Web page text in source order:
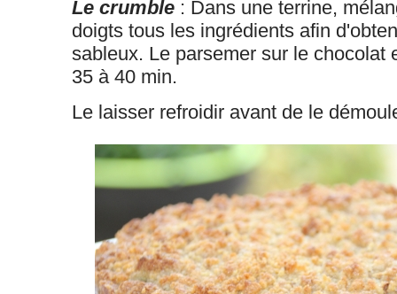
Le crumble : Dans une terrine,
doigts tous les ingrédients afin
sableux. Le parsemer sur le chocolat
35 à 40 min.
Le laisser refroidir avant de le